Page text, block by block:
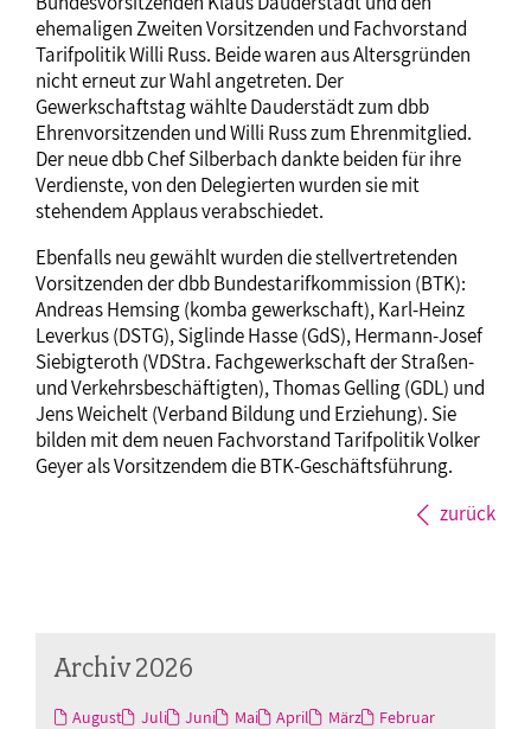
ehemaligen Zweiten Vorsitzenden und Fachvorstand
Tarifpolitik Willi Russ. Beide waren aus Altersgründen
nicht erneut zur Wahl angetreten. Der
Gewerkschaftstag wählte Dauderstädt zum dbb
Ehrenvorsitzenden und Willi Russ zum Ehrenmitglied.
Der neue dbb Chef Silberbach dankte beiden für ihre
Verdienste, von den Delegierten wurden sie mit
stehendem Applaus verabschiedet.
Ebenfalls neu gewählt wurden die stellvertretenden
Vorsitzenden der dbb Bundestarifkommission (BTK):
Andreas Hemsing (komba gewerkschaft), Karl-Heinz
Leverkus (DSTG), Siglinde Hasse (GdS), Hermann-Josef
Siebigteroth (VDStra. Fachgewerkschaft der Straßen-
und Verkehrsbeschäftigten), Thomas Gelling (GDL) und
Jens Weichelt (Verband Bildung und Erziehung). Sie
bilden mit dem neuen Fachvorstand Tarifpolitik Volker
Geyer als Vorsitzendem die BTK-Geschäftsführung.
zurück
Archiv 2026
August Juli Juni Mai April März
Februar